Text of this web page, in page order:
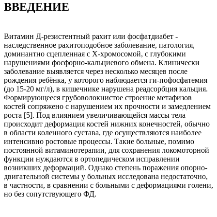
ВВЕДЕНИЕ
Витамин Д-резистентный рахит или фосфатдиабет -
наследственное рахитоподобное заболевание, патология,
доминантно сцепленная с Х-хромосомой, с глубокими
нарушениями фосфорно-кальциевого обмена. Клинически
заболевание выявляется через несколько месяцев после
рождения ребёнка, у которого наблюдается ги-пофосфатемия
(до 15-20 мг/л), в кишечнике нарушена реадсорбция кальция.
Формирующееся грубоволокнистое строение метафизов
костей сопряжено с нарушением их прочности и замедлением
роста [5]. Под влиянием увеличивающейся массы тела
происходит деформация костей нижних конечностей, обычно
в области коленного сустава, где осуществляются наиболее
интенсивно ростовые процессы. Такие больные, помимо
постоянной витаминотерапии, для сохранения локомоторной
функции нуждаются в ортопедическом исправлении
возникших деформаций. Однако степень поражения опорно-
двигательной системы у больных исследована недостаточно,
в частности, в сравнении с больными с деформациями голени,
но без сопутствующего ФД.